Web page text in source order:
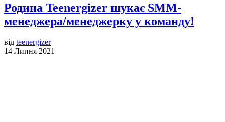
Родина Teenergizer шукає SMM-
менеджера/менеджерку у команду!
від teenergizer
14 Липня 2021